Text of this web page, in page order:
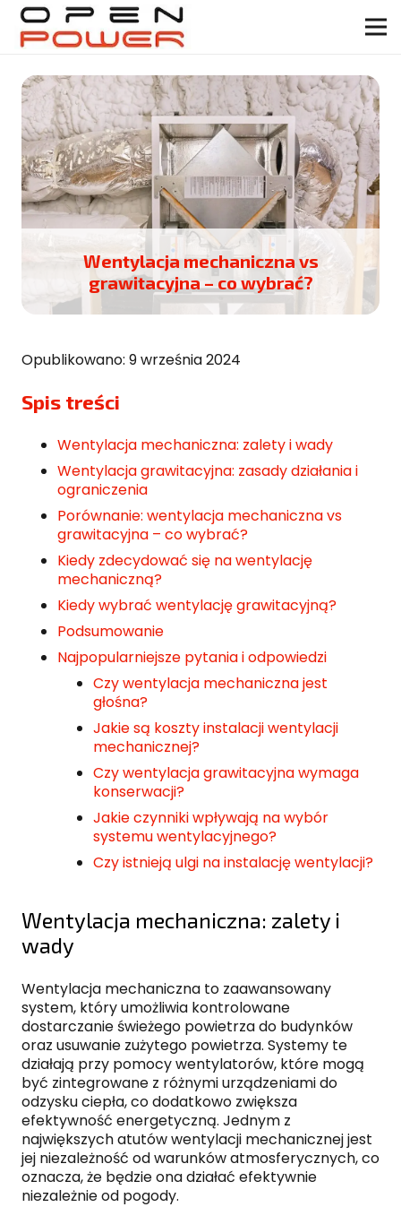
Wentylacja mechaniczna vs
grawitacyjna – co wybrać?
Opublikowano: 9 września 2024
Spis treści
Wentylacja mechaniczna: zalety i wady
Wentylacja grawitacyjna: zasady działania i
ograniczenia
Porównanie: wentylacja mechaniczna vs
grawitacyjna – co wybrać?
Kiedy zdecydować się na wentylację
mechaniczną?
Kiedy wybrać wentylację grawitacyjną?
Podsumowanie
Najpopularniejsze pytania i odpowiedzi
Czy wentylacja mechaniczna jest
głośna?
Jakie są koszty instalacji wentylacji
mechanicznej?
Czy wentylacja grawitacyjna wymaga
konserwacji?
Jakie czynniki wpływają na wybór
systemu wentylacyjnego?
Czy istnieją ulgi na instalację wentylacji?
Wentylacja mechaniczna: zalety i
wady
Wentylacja mechaniczna to zaawansowany
system, który umożliwia kontrolowane
dostarczanie świeżego powietrza do budynków
oraz usuwanie zużytego powietrza. Systemy te
działają przy pomocy wentylatorów, które mogą
być zintegrowane z różnymi urządzeniami do
odzysku ciepła, co dodatkowo zwiększa
efektywność energetyczną. Jednym z
największych atutów wentylacji mechanicznej jest
jej niezależność od warunków atmosferycznych, co
oznacza, że będzie ona działać efektywnie
niezależnie od pogody.